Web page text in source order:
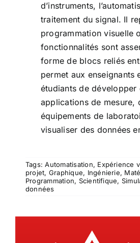
d’instruments,
traitement du signal. Il
programmation visuelle
fonctionnalités sont
forme de blocs reliés
permet aux enseignants
étudiants de développer
applications de mesure,
équipements de
visualiser des données
Tags:Automatisation, Expérience
projet, Graphique, Ingénierie,
Programmation, Scientifique,
données